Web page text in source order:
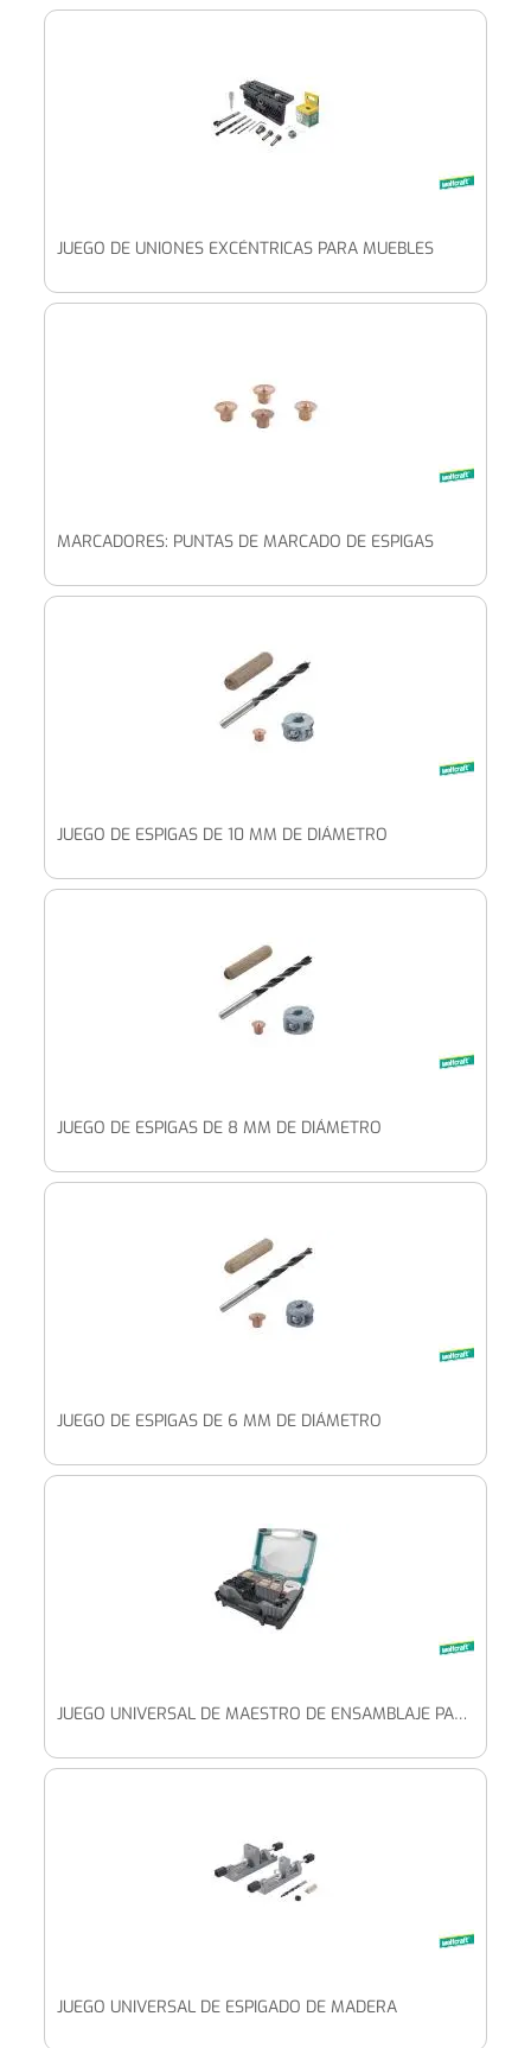
JUEGO DE UNIONES EXCÉNTRICAS PARA MUEBLES
MARCADORES: PUNTAS DE MARCADO DE ESPIGAS
JUEGO DE ESPIGAS DE 10 MM DE DIÁMETRO
JUEGO DE ESPIGAS DE 8 MM DE DIÁMETRO
JUEGO DE ESPIGAS DE 6 MM DE DIÁMETRO
JUEGO UNIVERSAL DE MAESTRO DE ENSAMBLAJE PARA MADERA
JUEGO UNIVERSAL DE ESPIGADO DE MADERA